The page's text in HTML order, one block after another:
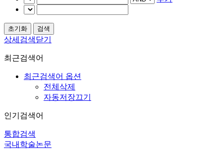
상세검색닫기
최근검색어
최근검색어 옵션
전체삭제
자동저장끄기
인기검색어
통합검색
국내학술논문